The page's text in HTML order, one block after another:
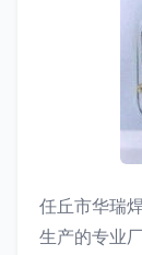
任丘市华瑞
生产的专业